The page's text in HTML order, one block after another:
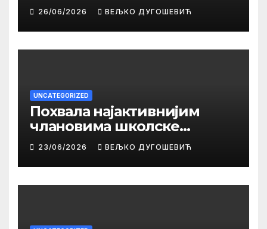
26/06/2026 ВЕЉКО ДУГОШЕВИЋ
UNCATEGORIZED
Похвала најактивнијим
члановима школске
библиотеке
23/06/2026 ВЕЉКО ДУГОШЕВИЋ